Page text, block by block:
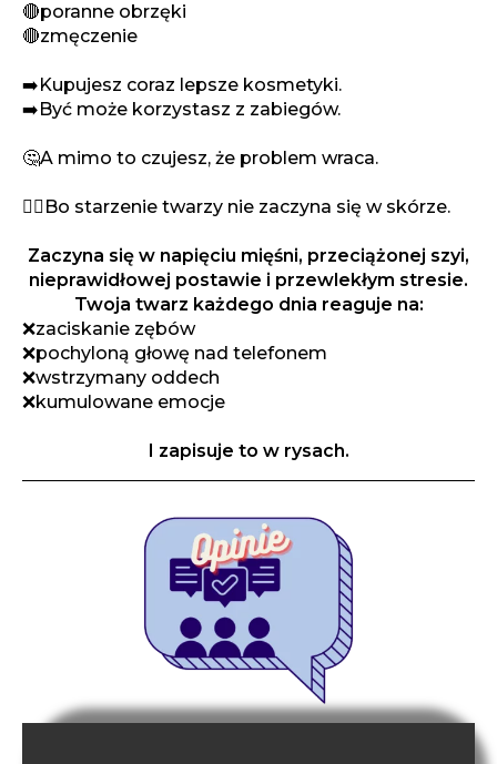
🔴poranne obrzęki
🔴zmęczenie
➡️Kupujesz coraz lepsze kosmetyki.
➡️Być może korzystasz z zabiegów.
🤔A mimo to czujesz, że problem wraca.
🙆‍♀️Bo starzenie twarzy nie zaczyna się w skórze.
Zaczyna się w napięciu mięśni, przeciążonej szyi,
nieprawidłowej postawie i przewlekłym stresie.
Twoja twarz każdego dnia reaguje na:
❌zaciskanie zębów
❌pochyloną głowę nad telefonem
❌wstrzymany oddech
❌kumulowane emocje
I zapisuje to w rysach.